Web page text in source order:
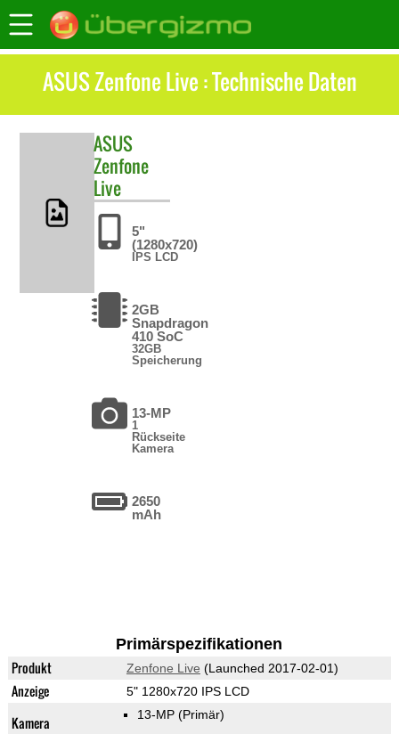
ASUS Zenfone Live : Technische Daten
ASUS
Zenfone
Live
5"
(1280x720)
IPS LCD
2GB
Snapdragon
410 SoC
32GB
Speicherung
13-MP
1
Rückseite
Kamera
2650
mAh
Primärspezifikationen
Produkt Zenfone Live (Launched 2017-02-01)
Anzeige 5" 1280x720 IPS LCD
Kamera 13-MP (Primär)